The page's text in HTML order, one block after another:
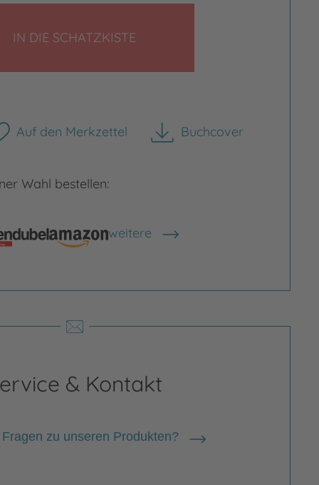
IN DIE SCHATZKISTE
Auf den Merkzettel Buchcover
herunterladen
Wahl bestellen:
weitere
Shops anzeigen
& Kontakt
zu unseren Produkten?
Barnard
in London, bevor sie freiberufliche